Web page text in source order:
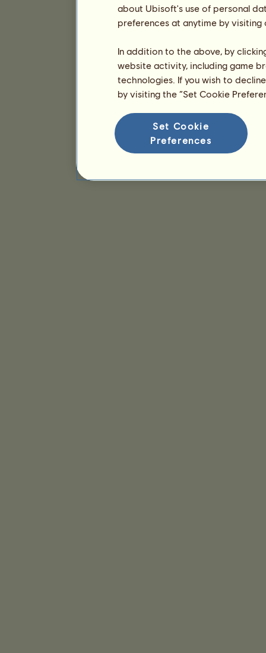
about Ubisoft's use of personal
preferences at anytime by
In addition to the above, by
website activity, including game
technologies. If you wish to
by visiting the “Set Cookie
Set Cookie
Preferences